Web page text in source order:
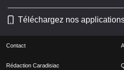
Téléchargez nos
Contact
Rédaction Caradisiac